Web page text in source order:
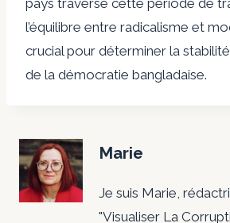
l’équilibre entre radicalisme et
crucial pour déterminer la
de la démocratie bangladaise.
Marie
Je suis Marie,
"Visualiser La